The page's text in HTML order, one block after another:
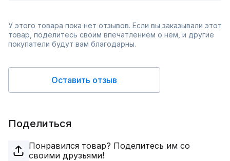
У этого товара пока нет отзывов. Если вы заказывали этот
товар, поделитесь своим впечатлением о нём, и другие
покупатели будут вам благодарны.
Оставить отзыв
Поделиться
Понравился товар? Поделитесь им со
своими друзьями!